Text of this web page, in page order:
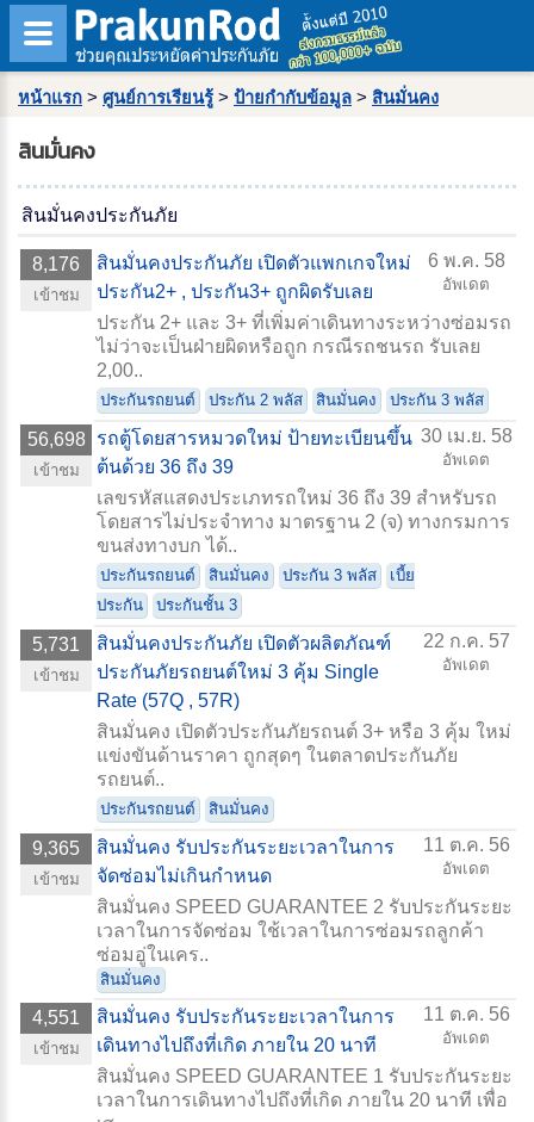
หน้าแรก > ศูนย์การเรียนรู้ > ป้ายกำกับข้อมูล > สินมั่นคง
สินมั่นคง
สินมั่นคงประกันภัย
8,176
เข้าชม
สินมั่นคงประกันภัย เปิดตัวแพกเกจใหม่
ประกัน2+ , ประกัน3+ ถูกผิดรับเลย
6 พ.ค. 58
อัพเดต
ประกัน 2+ และ 3+ ที่เพิ่มค่าเดินทางระหว่างซ่อมรถ
ไม่ว่าจะเป็นฝ่ายผิดหรือถูก กรณีรถชนรถ รับเลย
2,00..
ประกันรถยนต์ ประกัน 2 พลัส สินมั่นคง ประกัน 3 พลัส
56,698
เข้าชม
รถตู้โดยสารหมวดใหม่ ป้ายทะเบียนขึ้น
ต้นด้วย 36 ถึง 39
30 เม.ย. 58
อัพเดต
เลขรหัสแสดงประเภทรถใหม่ 36 ถึง 39 สำหรับรถ
โดยสารไม่ประจำทาง มาตรฐาน 2 (จ) ทางกรมการ
ขนส่งทางบก ได้..
ประกันรถยนต์ สินมั่นคง ประกัน 3 พลัส
เบี้ย
ประกัน
ประกันชั้น 3
5,731
เข้าชม
สินมั่นคงประกันภัย เปิดตัวผลิตภัณฑ์
ประกันภัยรถยนต์ใหม่ 3 คุ้ม Single
Rate (57Q , 57R)
22 ก.ค. 57
อัพเดต
สินมั่นคง เปิดตัวประกันภัยรถนต์ 3+ หรือ 3 คุ้ม ใหม่
แข่งขันด้านราคา ถูกสุดๆ ในตลาดประกันภัย
รถยนต์..
ประกันรถยนต์ สินมั่นคง
9,365
เข้าชม
สินมั่นคง รับประกันระยะเวลาในการ
จัดซ่อมไม่เกินกำหนด
11 ต.ค. 56
อัพเดต
สินมั่นคง SPEED GUARANTEE 2 รับประกันระยะ
เวลาในการจัดซ่อม ใช้เวลาในการซ่อมรถลูกค้า
ซ่อมอู่ในเคร..
สินมั่นคง
4,551
เข้าชม
สินมั่นคง รับประกันระยะเวลาในการ
เดินทางไปถึงที่เกิด ภายใน 20 นาที
11 ต.ค. 56
อัพเดต
สินมั่นคง SPEED GUARANTEE 1 รับประกันระยะ
เวลาในการเดินทางไปถึงที่เกิด ภายใน 20 นาที เพื่อ